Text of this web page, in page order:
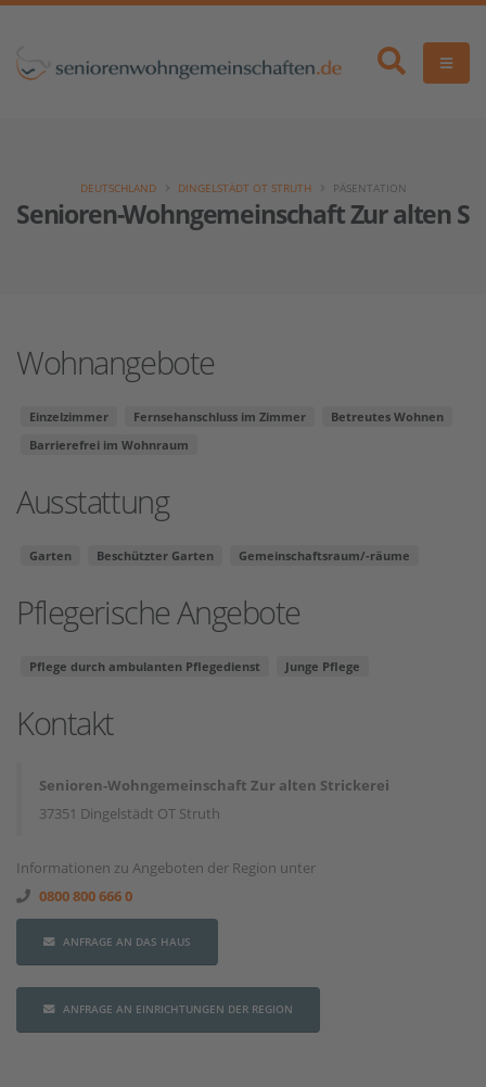
Senioren-Wohngemeinschaft Zur alten
DEUTSCHLAND DINGELSTÄDT OT STRUTH PÄSENTATION
Wohnangebote
Einzelzimmer Fernsehanschluss im Zimmer
Betreutes Wohnen
Barrierefrei im Wohnraum
Ausstattung
Garten Beschützter Garten Gemeinschaftsraum/-räume
Pflegerische Angebote
Pflege durch ambulanten Pflegedienst Junge Pflege
Kontakt
Senioren-Wohngemeinschaft Zur alten Strickerei
37351 Dingelstädt OT Struth
Informationen zu Angeboten der Region unter
0800 800 666 0
ANFRAGE AN DAS HAUS
ANFRAGE AN EINRICHTUNGEN DER REGION